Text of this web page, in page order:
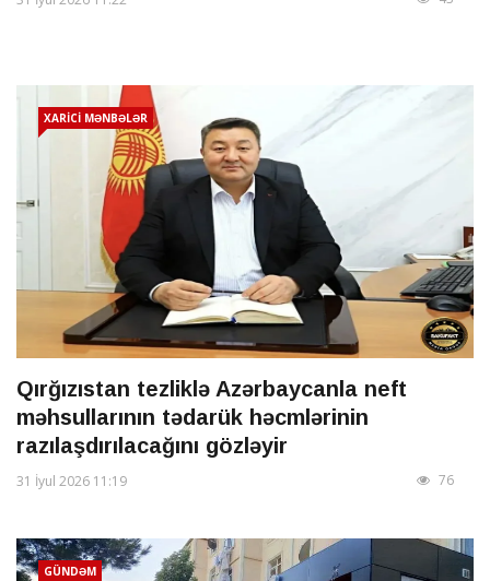
XARİCİ MƏNBƏLƏR
Qırğızıstan tezliklə Azərbaycanla neft
məhsullarının tədarük həcmlərinin
razılaşdırılacağını gözləyir
31 İyul 2026 11:19 76
GÜNDƏM